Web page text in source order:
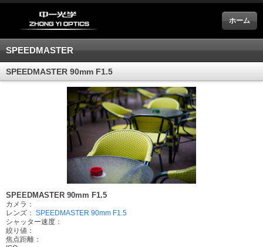
ホーム
SPEEDMASTER
SPEEDMASTER 90mm F1.5
SPEEDMASTER 90mm F1.5
カメラ：
レンズ： SPEEDMASTER 90mm F1.5
シャッター速度：
絞り値：
焦点距離：